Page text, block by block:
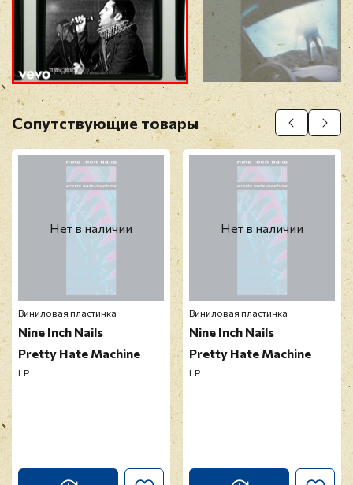
Прикрепить фото
Оставить отзыв
Перед публикацией отзывы проходят
Сопутствующие товары
Нет в наличии
Виниловая пластинка
Nine Inch Nails
Pretty Hate Machine
LP
Нет в наличии
Виниловая пластинка
Nine Inch Nails
Pretty Hate Machine
LP